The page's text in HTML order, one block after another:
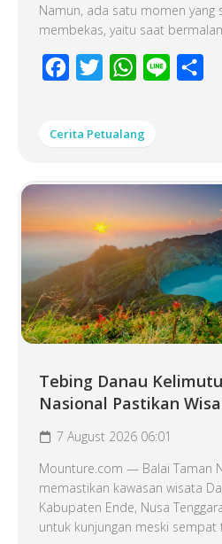
Namun, ada satu momen yang
membekas, yaitu saat
Facebook
Twitter WhatsApp
Line
Cerita Petualang
Tebing Danau
Nasional Pastikan
7 August 2026 06:01
Mounture.com — Balai Taman
memastikan kawasan wisata
Kabupaten Ende, Nusa
untuk kunjungan meski sempat